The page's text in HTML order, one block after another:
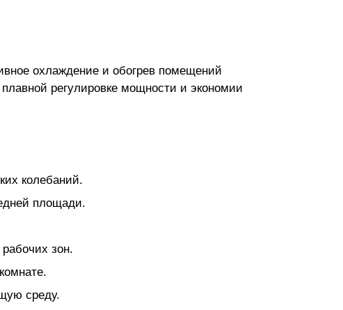
охлаждение и обогрев помещений
регулировке мощности и экономии
колебаний.
площади.
зон.
среду.